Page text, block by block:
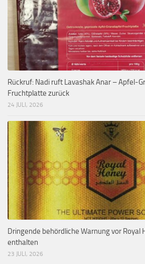
Rückruf: Nadi ruft Lavashak Anar – Apfel-
Fruchtplatte zurück
24 JULI, 2026
Dringende behördliche Warnung vor Royal
enthalten
23 JULI, 2026